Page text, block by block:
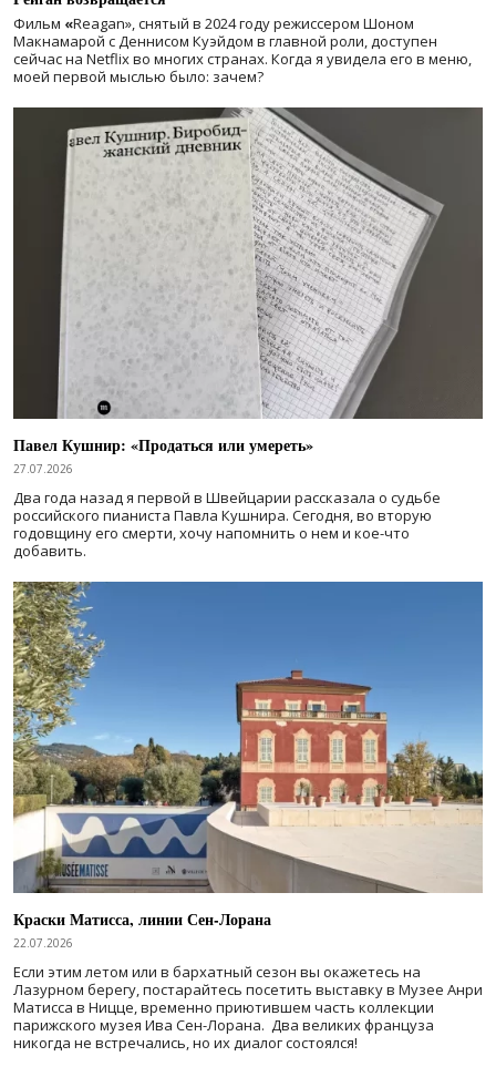
Фильм «Reagan», снятый в 2024 годурежиссером Шоном
Макнамарой с Деннисом Куэйдом в главной роли, доступен
сейчас на Netflix во многих странах. Когда я увидела его в меню,
моей первой мыслью было: зачем?
Павел Кушнир: «Продаться или умереть»
27.07.2026
Два года назад я первой в Швейцарии рассказала о судьбе
российского пианиста Павла Кушнира. Сегодня, во вторую
годовщину его смерти, хочу напомнить о нем и кое-что
добавить.
Краски Матисса, линии Сен-Лорана
22.07.2026
Если этим летом или в бархатный сезон вы окажетесь на
Лазурном берегу, постарайтесь посетить выставку в Музее Анри
Матисса в Ницце, временно приютившем часть коллекции
парижского музея Ива Сен-Лорана. Два великих француза
никогда не встречались, но их диалог состоялся!